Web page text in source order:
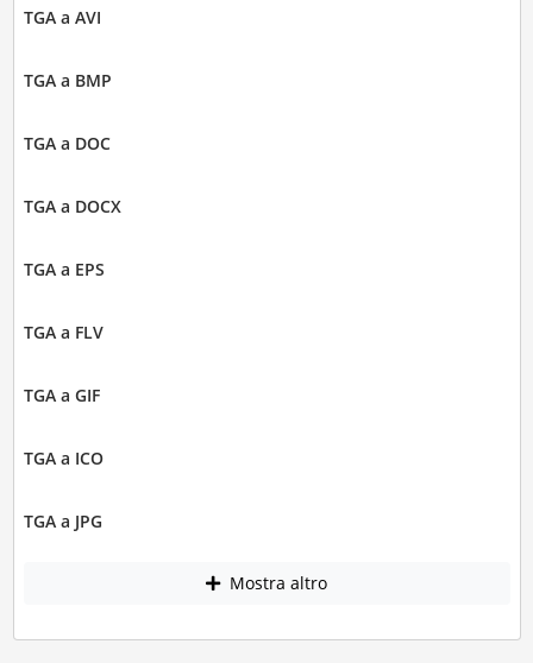
TGA a AVI
TGA a BMP
TGA a DOC
TGA a DOCX
TGA a EPS
TGA a FLV
TGA a GIF
TGA a ICO
TGA a JPG
Mostra altro